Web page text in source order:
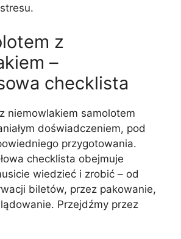
z
–
checklista
niemowlakiem samolotem
doświadczeniem, pod
przygotowania.
checklista obejmuje
wiedzieć i zrobić – od
biletów, przez pakowanie,
Przejdźmy przez